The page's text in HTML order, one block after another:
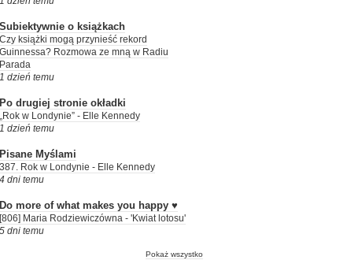
Subiektywnie o książkach
Czy książki mogą przynieść rekord
Guinnessa? Rozmowa ze mną w Radiu
Parada
1 dzień temu
Po drugiej stronie okładki
„Rok w Londynie” - Elle Kennedy
1 dzień temu
Pisane Myślami
387. Rok w Londynie - Elle Kennedy
4 dni temu
Do more of what makes you happy ♥
[806] Maria Rodziewiczówna - 'Kwiat lotosu'
5 dni temu
Pokaż wszystko